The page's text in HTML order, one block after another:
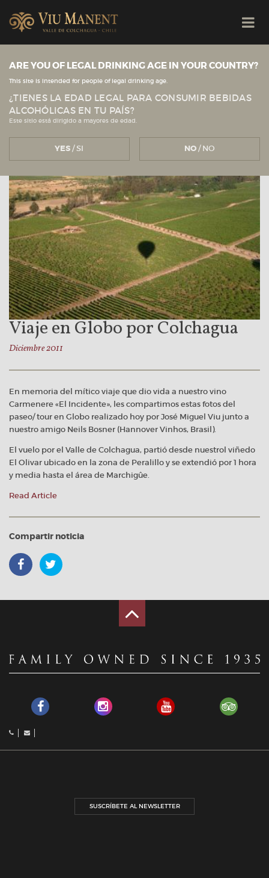
Ver todas las noticias
Viu ManentNOTICIAS
Viaje en Globo por Colchagua
Diciembre 2011
En memoria del mítico viaje que dio vida a nuestro vino
Carmenere «El Incidente», les compartimos estas fotos del
paseo/ tour en Globo realizado hoy por José Miguel Viu junto a
nuestro amigo Neils Bosner (Hannover Vinhos, Brasil).
El vuelo por el Valle de Colchagua, partió desde nuestrol viñedo
El Olivar ubicado en la zona de Peralillo y se extendió por 1 hora
y media hasta el área de Marchigûe.
Read Article
Compartir noticia
SUSCRÍBETE AL NEWSLETTER
ARE YOU OF LEGAL DRINKING AGE IN YOUR COUNTRY?
This site is intended for people of legal drinking age.
¿TIENES LA EDAD LEGAL PARA CONSUMIR BEBIDAS
ALCOHÓLICAS EN TU PAÍS?
Este sitio está dirigido a mayores de edad.
YES/ SI NO/ NO